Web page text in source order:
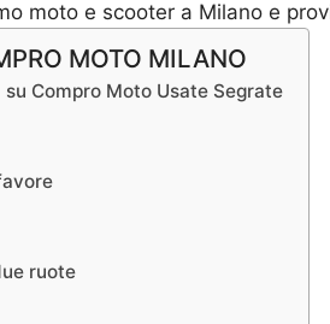
MOTO MILANO
Compro Moto Usate Segrate
ruote